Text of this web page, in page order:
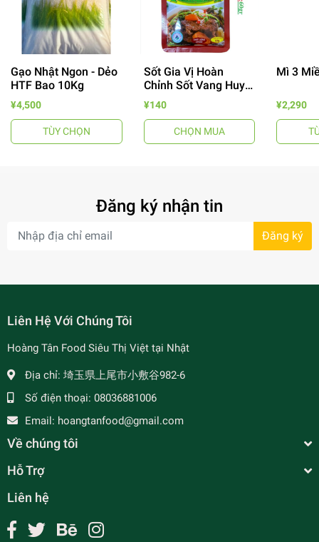
- 64%
- 7%
Gạo Nhật Ngon - Dẻo
HTF Bao 10Kg
¥4,500
TÙY CHỌN
Sốt Gia Vị Hoàn
Chỉnh Sốt Vang Huy
Tuấn
¥140
CHỌN MUA
Mì 3
¥2,290
Đăng ký nhận tin
Đăng ký
Liên Hệ Với Chúng Tôi
Hoàng Tân Food Siêu Thị Việt tại Nhật
Địa chỉ: 埼玉県上尾市小敷谷982-6
Số điện thoại: 08036881006
Email: hoangtanfood@gmail.com
Về chúng tôi
Hỗ Trợ
Liên hệ
undefined